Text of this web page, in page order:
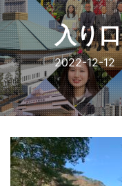
入り口
2022-12-12